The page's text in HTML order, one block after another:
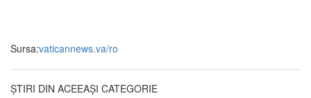
Sursa:vaticannews.va/ro
ȘTIRI DIN ACEEAȘI CATEGORIE